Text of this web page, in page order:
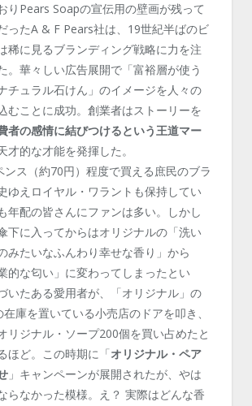
りPears Soapの宣伝用の壁画が残って
ったA & F Pears社は、19世紀半ばのビ
稀に見るブランディング戦略に力を注
。華々しい広告展開で「富裕層が使う
チュラル石けん」のイメージを人々の
むことに成功。創業者はストーリーを
者の感情に結びつけるという王道マー
才的な才能を発揮した。
ス（約70円）程度で買える庶民のブラ
ゆえロイヤル・ワラントも保持してい
年配の皆さんにファンは多い。しかし
下に入ってからはオリジナルの「洗い
みたいなふんわり幸せな香り」から
的な匂い」に変わってしまったとい
いたある愛用者が、「オリジナル」の
庫を置いている小売店のドアを叩き、
リジナル・ソープ200個を買い占めたと
ほど。この時期に「オリジナル・ペア
」キャンペーンが展開されたが、やは
らなかった模様。え？ 実際はどんな香